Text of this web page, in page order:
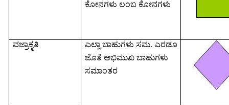
ಕೋನಗಳು ಲಂಬ ಕೋನಗಳು
ವಜ್ರಾಕೃತಿ ಎಲ್ಲಾ ಬಾಹುಗಳು ಸಮ.ಎರಡೂ
ಜೊತೆ ಅಭಿಮುಖ ಬಾಹುಗಳು
ಸಮಾಂತರ